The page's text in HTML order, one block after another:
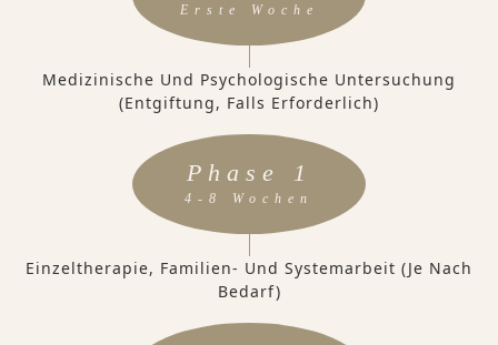
Erste Woche
Medizinische Und Psychologische Untersuchung
(Entgiftung, Falls Erforderlich)
Phase 1
4-8 Wochen
Einzeltherapie, Familien- Und Systemarbeit (je Nach
Bedarf)